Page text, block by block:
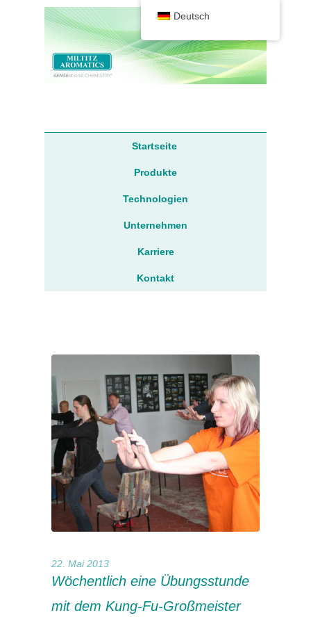
Sprache
Startseite
Produkte
Technologien
Unternehmen
Karriere
Kontakt
22. Mai 2013
Wöchentlich eine Übungsstunde
mit dem Kung-Fu-Großmeister
Deutsch